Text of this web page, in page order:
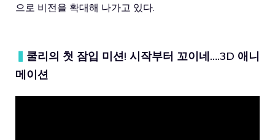
으로 비전을 확대해 나가고 있다.
▍ 쿨리의 첫 잠입 미션! 시작부터 꼬이네….3D 애니
메이션